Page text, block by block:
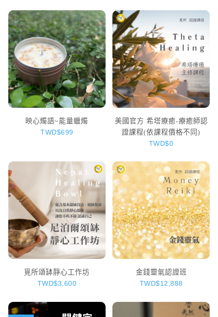
映心燭語~能量蠟燭
TWD$699
美國官方 希塔療癒-療癒師認
證課程(依課程價格不同)
TWD$0
覓所頌缽靜心工作坊
TWD$3,600
金錢靈氣認證班
TWD$12,888